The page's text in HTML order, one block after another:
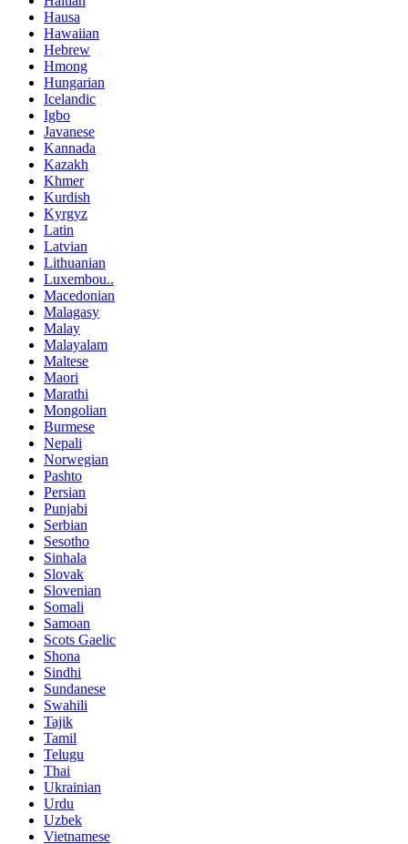
Hausa
Hawaiian
Hebrew
Hmong
Hungarian
Icelandic
Igbo
Javanese
Kannada
Kazakh
Khmer
Kurdish
Kyrgyz
Latin
Latvian
Lithuanian
Luxembou..
Macedonian
Malagasy
Malay
Malayalam
Maltese
Maori
Marathi
Mongolian
Burmese
Nepali
Norwegian
Pashto
Persian
Punjabi
Serbian
Sesotho
Sinhala
Slovak
Slovenian
Somali
Samoan
Scots Gaelic
Shona
Sindhi
Sundanese
Swahili
Tajik
Tamil
Telugu
Thai
Ukrainian
Urdu
Uzbek
Vietnamese